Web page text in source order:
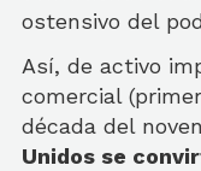
ostensivo del
Así, de activo
comercial
década del
Unidos se